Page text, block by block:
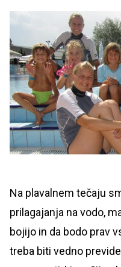
Na plavalnem tečaju
prilagajanja na vodo,
bojijo in da bodo prav
treba biti vedno